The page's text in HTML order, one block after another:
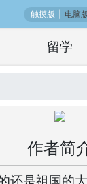
触摸版 电脑
留学
作者简